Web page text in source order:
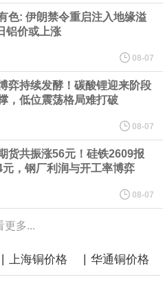
会上表示，在需求增加、价格走高及货源
下，预期第3季度营运将优于第2季度，并
。
）于当地时间5日发布报告称，美国海军
特朗普级”（Trump-class）战列舰，从研发
2750亿美元，为美国有史以来最昂贵的水
的初步估算，首舰造价约234亿美元，
亿美元。
色: 伊朗禁令重启注入地缘溢
铝价或上涨
08-07
弈持续发酵！碳酸锂迎来阶段
，低位震荡格局难打破
08-07
货共振涨56元！硅铁2609报
元，钢厂利润与开工率博弈
08-07
更多...
| 上海铜价格 | 华通铜价格